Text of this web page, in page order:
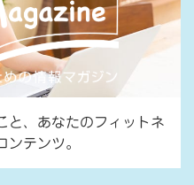
と、あなたのフィットネ
ンテンツ。